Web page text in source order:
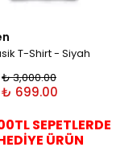
T-Shirt - Siyah
₺ 3,000.00
₺ 699.00
SEPETLERDE
ÜRÜN